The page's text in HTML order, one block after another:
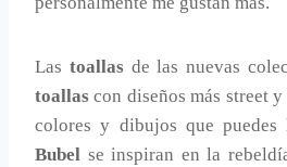
Las toallasde las nuevas
toallas con diseños más street
colores y dibujos que
Bubel se inspiran en la